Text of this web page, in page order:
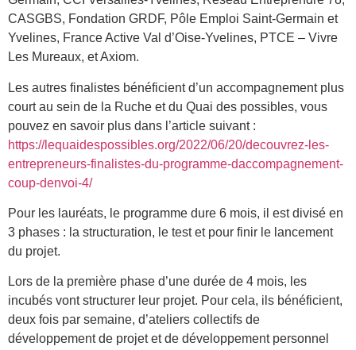
CASGBS, Fondation GRDF, Pôle Emploi Saint-Germain et
Yvelines, France Active Val d’Oise-Yvelines, PTCE – Vivre
Les Mureaux, et Axiom.
Les autres finalistes bénéficient d’un accompagnement plus
court au sein de la Ruche et du Quai des possibles, vous
pouvez en savoir plus dans l’article suivant :
https://lequaidespossibles.org/2022/06/20/decouvrez-les-
entrepreneurs-finalistes-du-programme-daccompagnement-
coup-denvoi-4/
Pour les lauréats, le programme dure 6 mois, il est divisé en
3 phases : la structuration, le test et pour finir le lancement
du projet.
Lors de la première phase d’une durée de 4 mois, les
incubés vont structurer leur projet. Pour cela, ils bénéficient,
deux fois par semaine, d’ateliers collectifs de
développement de projet et de développement personnel